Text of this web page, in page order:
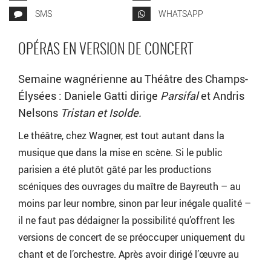
SMS
WHATSAPP
OPÉRAS EN VERSION DE CONCERT
Semaine wagnérienne au Théâtre des Champs-
Élysées : Daniele Gatti dirige Parsifalet Andris
Nelsons Tristan et Isolde.
Le théâtre, chez Wagner, est tout autant dans la
musique que dans la mise en scène. Si le public
parisien a été plutôt gâté par les productions
scéniques des ouvrages du maître de Bayreuth – au
moins par leur nombre, sinon par leur inégale qualité –
il ne faut pas dédaigner la possibilité qu’offrent les
versions de concert de se préoccuper uniquement du
chant et de l’orchestre. Après avoir dirigé l’œuvre au